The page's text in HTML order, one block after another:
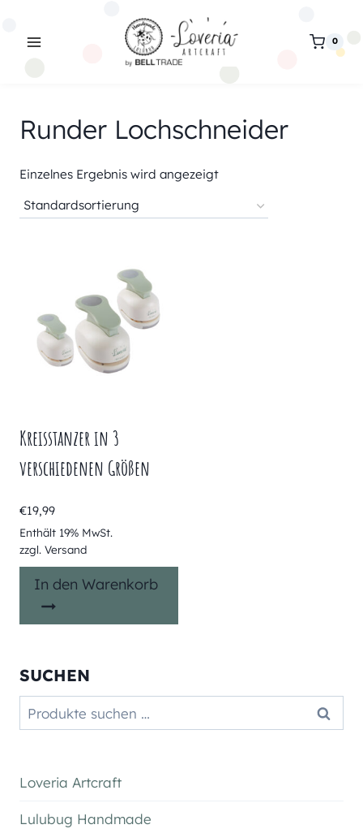
0
Runder Lochschneider
Einzelnes Ergebnis wird angezeigt
Kreisstanzer in 3
verschiedenen Größen
€19,99
Enthält 19% MwSt.
zzgl. Versand
In den Warenkorb
SUCHEN
Suchen
nach:
Suchen
Loveria Artcraft
Lulubug Handmade